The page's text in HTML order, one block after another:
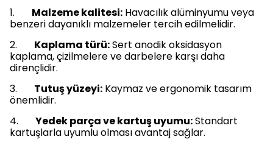
1. Malzeme kalitesi: Havacılık alüminyumu veya
benzeri dayanıklı malzemeler tercih edilmelidir.
2. Kaplama türü:Sert anodik oksidasyon
kaplama, çizilmelere ve darbelere karşı daha
dirençlidir.
3. Tutuş yüzeyi: Kaymaz ve ergonomik tasarım
önemlidir.
4. Yedek parça ve kartuş uyumu:Standart
kartuşlarla uyumlu olması avantaj sağlar.